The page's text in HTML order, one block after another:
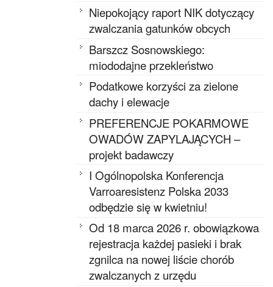
Niepokojący raport NIK dotyczący
zwalczania gatunków obcych
Barszcz Sosnowskiego:
miododajne przekleństwo
Podatkowe korzyści za zielone
dachy i elewacje
PREFERENCJE POKARMOWE
OWADÓW ZAPYLAJĄCYCH –
projekt badawczy
I Ogólnopolska Konferencja
Varroaresistenz Polska 2033
odbędzie się w kwietniu!
Od 18 marca 2026 r. obowiązkowa
rejestracja każdej pasieki i brak
zgnilca na nowej liście chorób
zwalczanych z urzędu